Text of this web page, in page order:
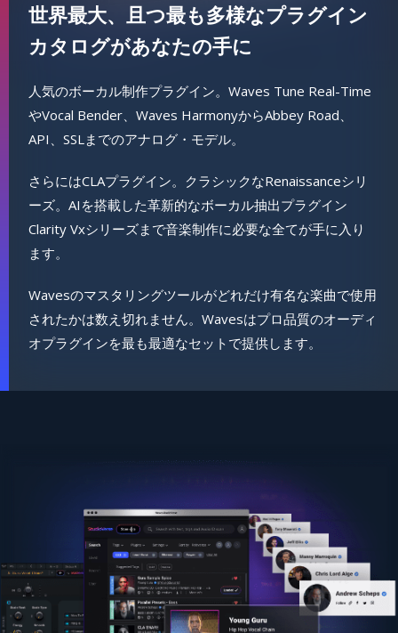
世界最大、且つ最も多様なプラグイン
カタログがあなたの手に
人気のボーカル制作プラグイン。Waves Tune Real-Time
やVocal Bender、Waves HarmonyからAbbey Road、
API、SSLまでのアナログ・モデル。
さらにはCLAプラグイン。クラシックなRenaissanceシリ
ーズ。AIを搭載した革新的なボーカル抽出プラグイン
Clarity Vxシリーズまで音楽制作に必要な全てが手に入り
ます。
Wavesのマスタリングツールがどれだけ有名な楽曲で使用
されたかは数え切れません。Wavesはプロ品質のオーディ
オプラグインを最も最適なセットで提供します。